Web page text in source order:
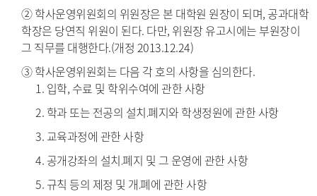
② 학사운영위원회의 위원장은 본 대학원 원장이 되며, 공과대학
학장은 당연직 위원이 된다. 다만, 위원장 유고시에는 부원장이
그 직무를 대행한다.(개정 2013.12.24)
③ 학사운영위원회는 다음 각 호의 사항을 심의한다.
1. 입학, 수료 및 학위수여에 관한 사항
2. 학과 또는 전공의 설치․폐지와 학생정원에 관한 사항
3. 교육과정에 관한 사항
4. 공개강좌의 설치․폐지 및 그 운영에 관한 사항
5. 규칙 등의 제정 및 개․폐에 관한 사항